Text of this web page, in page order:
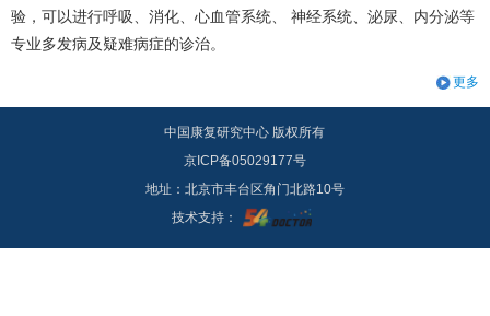
验，可以进行呼吸、消化、心血管系统、 神经系统、泌尿、内分泌等
专业多发病及疑难病症的诊治。
更多
中国康复研究中心 版权所有
京ICP备05029177号
地址：北京市丰台区角门北路10号
技术支持：